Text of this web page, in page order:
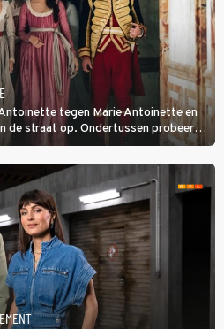
tegen Marie Antoinette en
de straat op. Ondertussen probeert
Cloud te kopen. Ze wil daar haar